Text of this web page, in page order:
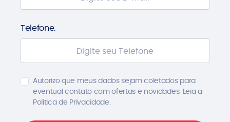
Telefone:
Autorizo que meus dados sejam coletados para
eventual contato com ofertas e novidades. Leia a
Política de Privacidade.